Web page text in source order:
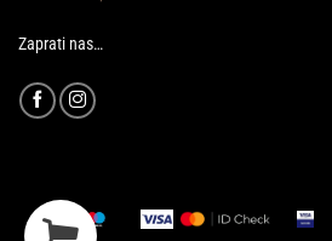
Zaprati nas…